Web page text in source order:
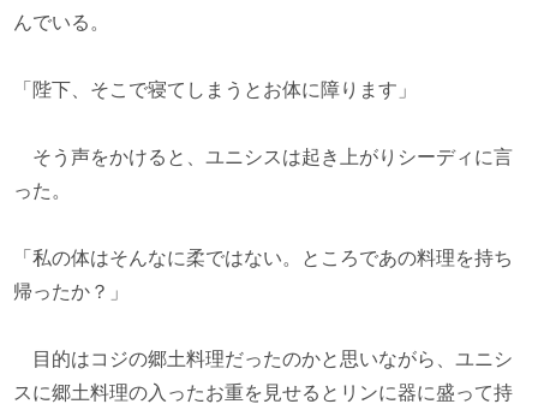
んでいる。
「陛下、そこで寝てしまうとお体に障ります」
そう声をかけると、ユニシスは起き上がりシーディに言
った。
「私の体はそんなに柔ではない。ところであの料理を持ち
帰ったか？」
目的はコジの郷土料理だったのかと思いながら、ユニシ
スに郷土料理の入ったお重を見せるとリンに器に盛って持